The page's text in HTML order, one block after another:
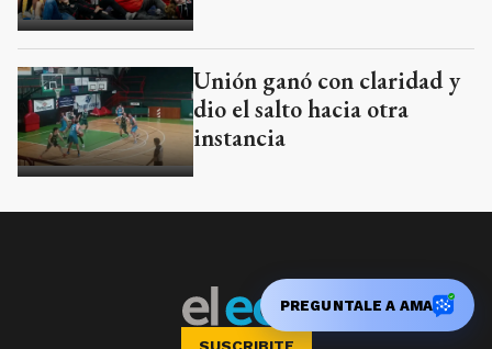
Unión ganó con claridad y
dio el salto hacia otra
instancia
SUSCRIBITE
PREGUNTALE A AMA